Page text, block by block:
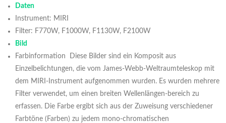
Daten
Instrument: MIRI
Filter: F770W, F1000W, F1130W, F2100W
Bild
Farbinformation Diese Bilder sind ein Komposit aus
Einzelbelichtungen, die vom James-Webb-Weltraumteleskop mit
dem MIRI-Instrument aufgenommen wurden. Es wurden mehrere
Filter verwendet, um einen breiten Wellenlängen-bereich zu
erfassen. Die Farbe ergibt sich aus der Zuweisung verschiedener
Farbtöne (Farben) zu jedem mono-chromatischen